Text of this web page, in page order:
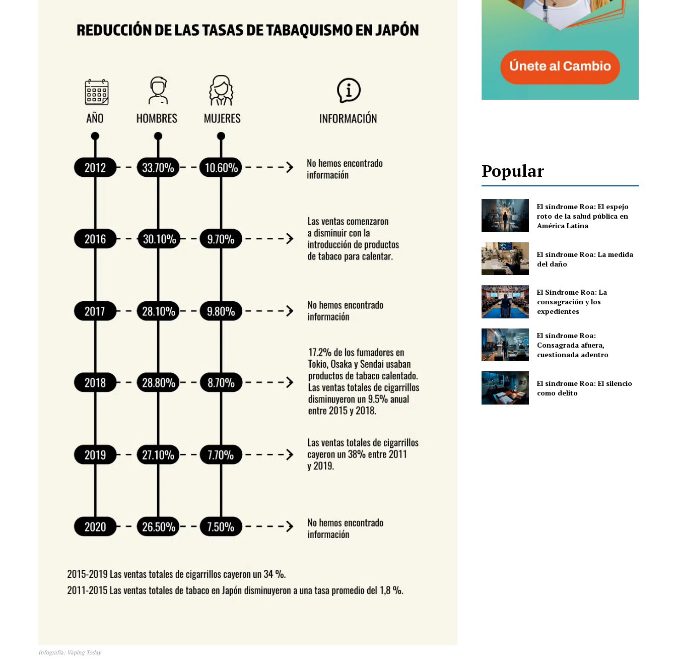
Infografía: Vaping Today
Popular
El síndrome Roa: El espejo
roto de la salud pública en
América Latina
El síndrome Roa: La medida
del daño
El Síndrome Roa: La
consagración y los
expedientes
El síndrome Roa:
Consagrada afuera,
cuestionada adentro
El síndrome Roa: El silencio
como delito